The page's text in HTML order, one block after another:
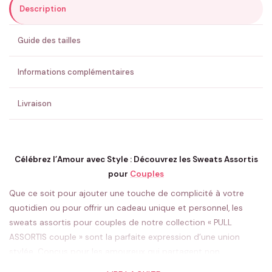
ENVOYER MA DEMANDE ✨
💚 Retour sous 24-48h🇫🇷 Flocage en France✅ Validation avant fabrication
Description
Guide des tailles
Informations complémentaires
Livraison
Célébrez l’Amour avec Style : Découvrez les Sweats Assortis
pour Couples
Que ce soit pour ajouter une touche de complicité à votre
quotidien ou pour offrir un cadeau unique et personnel, les
sweats assortis pour couples de notre collection « PULL
ASSORTIS couple » sont la parfaite expression d’une union